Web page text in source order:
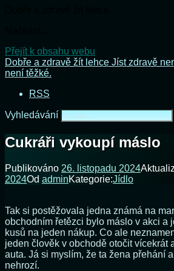
Přejít k obsahu webu
Dobře a zdravě žít lehce Jíst zdravě
není těžké.
RSS
Vyhledávání
Cukráři vykoupí máslo
Publikováno 26. listopadu 2024
2024Od adminKategorie:Jídlo
Tak si postěžovala jedna známá na
obchodním řetězci bylo máslo v akci a
kusů na jeden nákup. Co ale
jeden člověk v obchodě otočit vícekrát
auta. Já si myslím, že ta žena přehání
nehrozí.